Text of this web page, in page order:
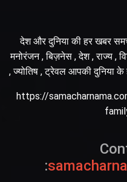
देश और दुनिया की हर खबर
मनोरंजन , बिज़नेस , देश , राज्य ,
, ज्योतिष , ट्रेवल आपकी
https://
: